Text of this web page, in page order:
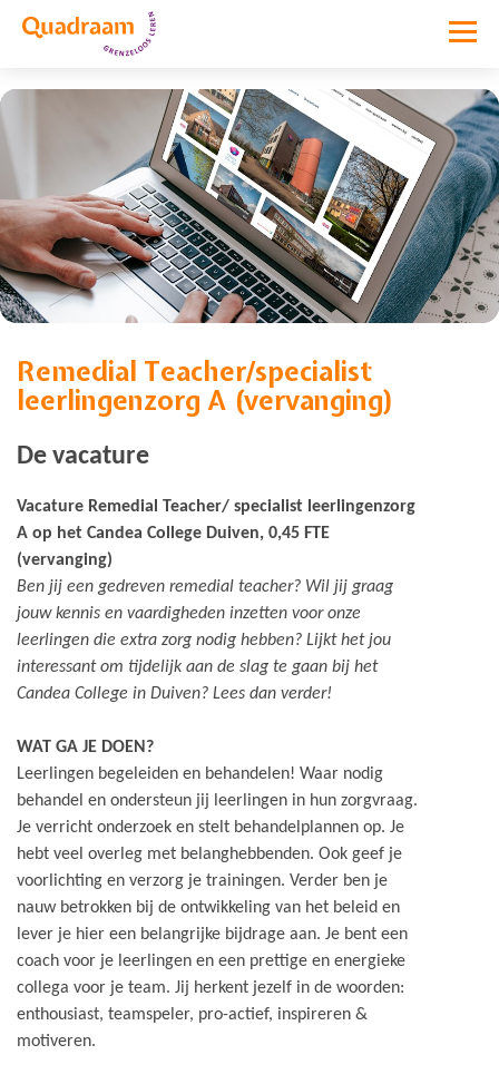
Vacature niet meer actief
Remedial Teacher/specialist
leerlingenzorg A (vervanging)
De vacature
Vacature Remedial Teacher/ specialist leerlingenzorg
A op het Candea College Duiven, 0,45 FTE
(vervanging)
Ben jij een gedreven remedial teacher? Wil jij graag
jouw kennis en vaardigheden inzetten voor onze
leerlingen die extra zorg nodig hebben? Lijkt het jou
interessant om tijdelijk aan de slag te gaan bij het
Candea College in Duiven? Lees dan verder!
WAT GA JE DOEN?
Leerlingen begeleiden en behandelen! Waar nodig
behandel en ondersteun jij leerlingen in hun zorgvraag.
Je verricht onderzoek en stelt behandelplannen op. Je
hebt veel overleg met belanghebbenden. Ook geef je
voorlichting en verzorg je trainingen. Verder ben je
nauw betrokken bij de ontwikkeling van het beleid en
lever je hier een belangrijke bijdrage aan. Je bent een
coach voor je leerlingen en een prettige en energieke
collega voor je team. Jij herkent jezelf in de woorden:
enthousiast, teamspeler, pro-actief, inspireren &
motiveren.